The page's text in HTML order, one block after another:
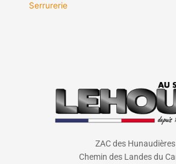
Serrurerie
ZAC des Hunaudières
Chemin des Landes du